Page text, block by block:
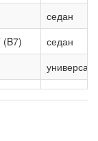
седан
(B7)
седан
универсал
универсал